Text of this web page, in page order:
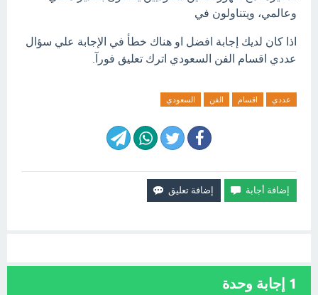
وعالمي، ويتناولون في
اذا كان لديك إجابة افضل او هناك خطأ في الإجابة علي سؤال
عددي اقسام الفن السعودي اترك تعليق فورآ.
عددي اقسام الفن السعودي
1 إجابة وحدة